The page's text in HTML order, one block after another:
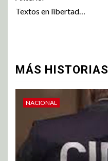
Textos en libertad…
MÁS HISTORIAS
NACIONAL